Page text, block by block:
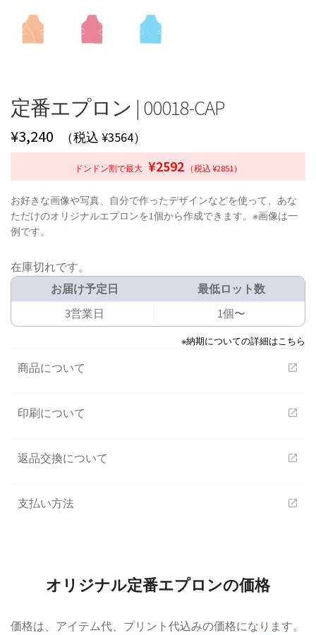
定番エプロン | 00018-CAP
¥3,240 （税込 ¥3564）
ドンドン割で最大 ¥2592 （税込 ¥2851）
お好きな画像や写真、自分で作ったデザインなどを使って、あな
ただけのオリジナルエプロンを1個から作成できます。※画像は一
例です。
在庫切れです。
お届け予定日
3営業日
最低ロット数
1個〜
※納期についての詳細はこちら
商品について open_in_new
印刷について open_in_new
返品交換について open_in_new
支払い方法 open_in_new
オリジナル定番エプロンの価格
価格は、アイテム代、プリント代込みの価格になります。